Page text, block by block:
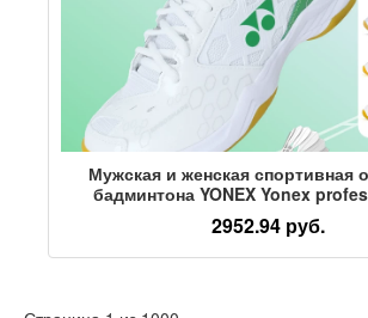
Мужская и женская спортивная
бадминтона YONEX Yonex
амортизирующая износостойкая
pad SHB101CR
2952.94 руб.